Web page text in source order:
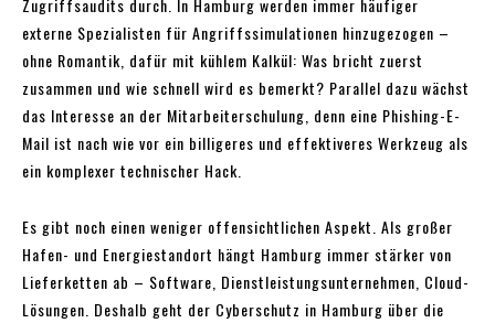
Zugriffsaudits durch. In Hamburg werden immer häufiger
externe Spezialisten für Angriffssimulationen hinzugezogen –
ohne Romantik, dafür mit kühlem Kalkül: Was bricht zuerst
zusammen und wie schnell wird es bemerkt? Parallel dazu wächst
das Interesse an der Mitarbeiterschulung, denn eine Phishing-E-
Mail ist nach wie vor ein billigeres und effektiveres Werkzeug als
ein komplexer technischer Hack.
Es gibt noch einen weniger offensichtlichen Aspekt. Als großer
Hafen- und Energiestandort hängt Hamburg immer stärker von
Lieferketten ab – Software, Dienstleistungsunternehmen, Cloud-
Lösungen. Deshalb geht der Cyberschutz in Hamburg über die